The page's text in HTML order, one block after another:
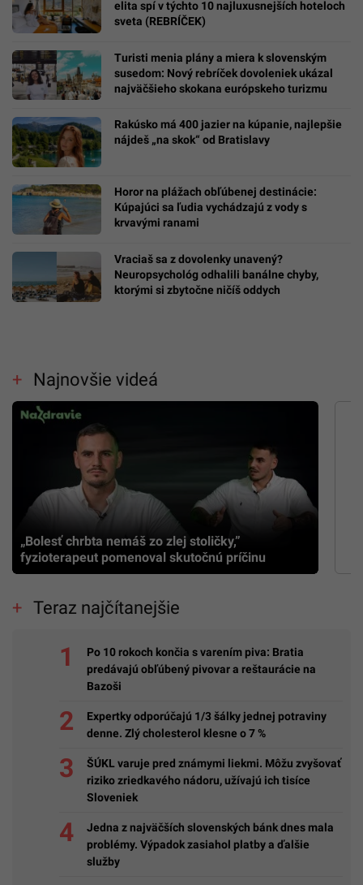
elita spí v týchto 10 najluxusnejších hoteloch
sveta (REBRÍČEK)
Turisti menia plány a miera k slovenským
susedom: Nový rebríček dovoleniek ukázal
najväčšieho skokana európskeho turizmu
Rakúsko má 400 jazier na kúpanie, najlepšie
nájdeš „na skok“ od Bratislavy
Horor na plážach obľúbenej destinácie:
Kúpajúci sa ľudia vychádzajú z vody s
krvavými ranami
Vraciaš sa z dovolenky unavený?
Neuropsychológ odhalili banálne chyby,
ktorými si zbytočne ničíš oddych
Najnovšie videá
„Bolesť chrbta nemáš zo zlej stoličky,”
fyzioterapeut pomenoval skutočnú príčinu
Teraz najčítanejšie
Po 10 rokoch končia s varením piva: Bratia
predávajú obľúbený pivovar a reštaurácie na
Bazoši
Expertky odporúčajú 1/3 šálky jednej potraviny
denne. Zlý cholesterol klesne o 7 %
ŠÚKL varuje pred známymi liekmi. Môžu zvyšovať
riziko zriedkavého nádoru, užívajú ich tisíce
Sloveniek
Jedna z najväčších slovenských bánk dnes mala
problémy. Výpadok zasiahol platby a ďalšie
služby